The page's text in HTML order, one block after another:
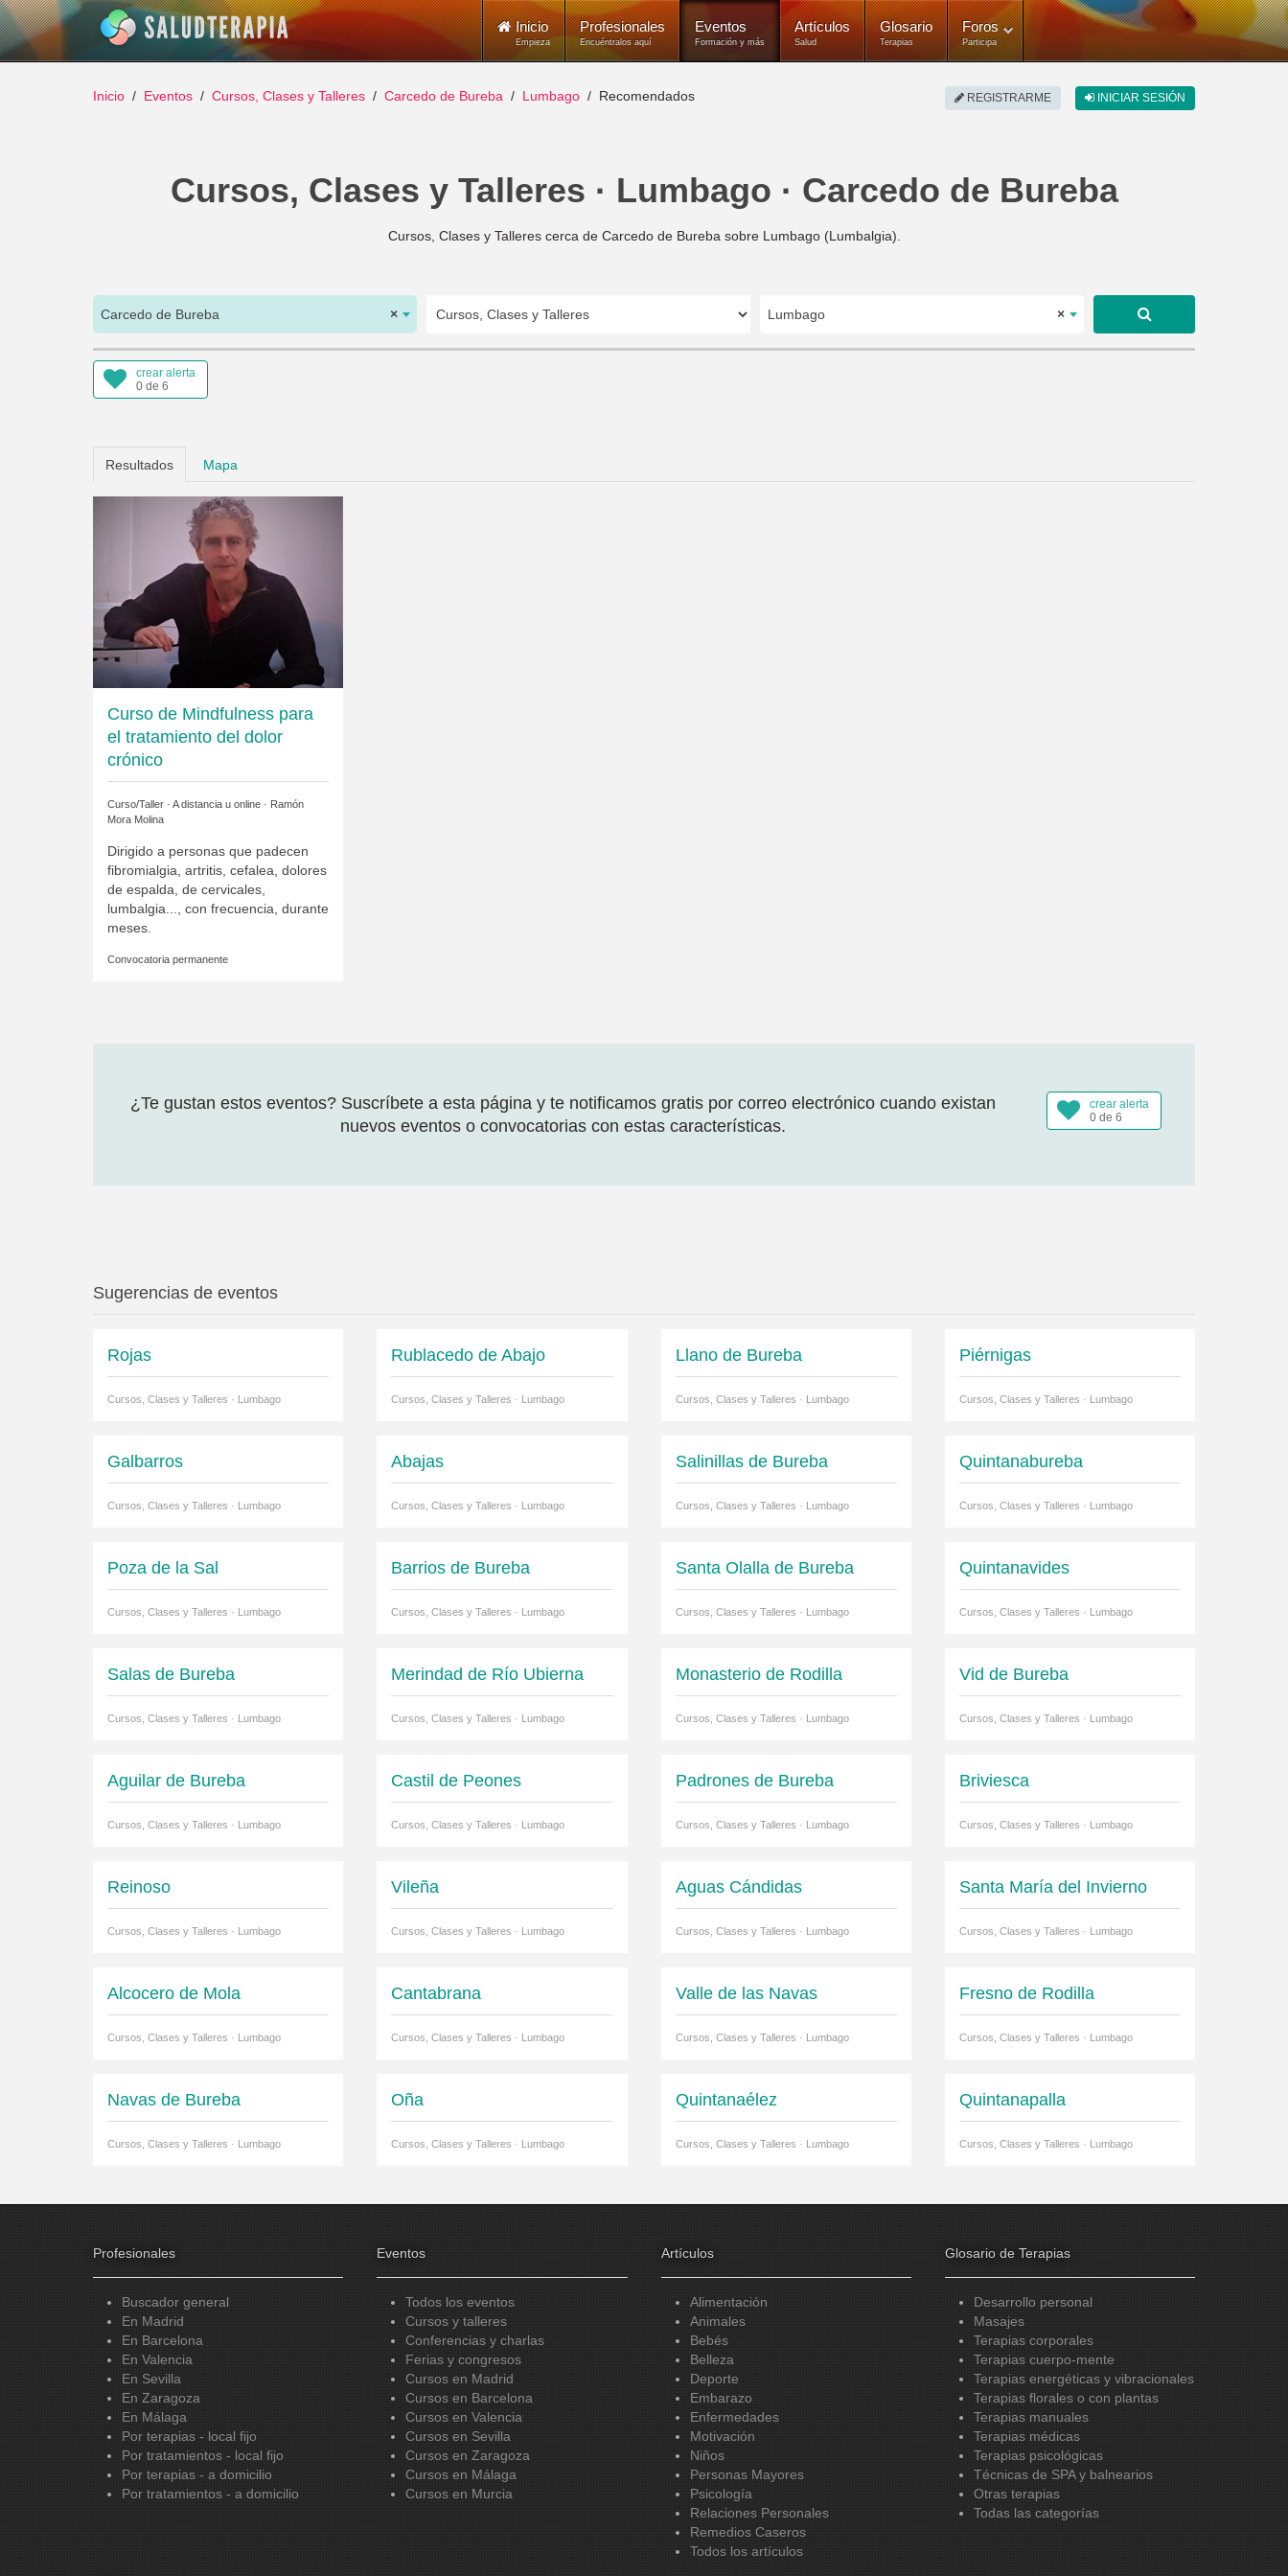
Inicio
Empieza
Profesionales
Encuéntralos aquí
Eventos
Formación y más
Artículos
Salud
Glosario
Terapias
Foros
Participa
REGISTRARME INICIAR SESIÓN
Inicio Eventos Cursos, Clases y Talleres Carcedo de Bureba Lumbago Recomendados
Cursos, Clases y Talleres · Lumbago · Carcedo de Bureba
Cursos, Clases y Talleres cerca de Carcedo de Bureba sobre Lumbago (Lumbalgia).
×
Carcedo de Bureba ×
Lumbago
crear alerta
0 de 6
Resultados Mapa
Curso de Mindfulness para
el tratamiento del dolor
crónico
Curso/Taller · A distancia u online · Ramón
Mora Molina
Dirigido a personas que padecen
fibromialgia, artritis, cefalea, dolores
de espalda, de cervicales,
lumbalgia..., con frecuencia, durante
meses.
Convocatoria permanente
crear alerta
0 de 6
¿Te gustan estos eventos? Suscríbete a esta página y te notificamos gratis por correo electrónico cuando existan
nuevos eventos o convocatorias con estas características.
Sugerencias de eventos
Rojas
Cursos, Clases y Talleres · Lumbago
Rublacedo de Abajo
Cursos, Clases y Talleres · Lumbago
Llano de Bureba
Cursos, Clases y Talleres · Lumbago
Piérnigas
Cursos, Clases y Talleres · Lumbago
Galbarros
Cursos, Clases y Talleres · Lumbago
Abajas
Cursos, Clases y Talleres · Lumbago
Salinillas de Bureba
Cursos, Clases y Talleres · Lumbago
Quintanabureba
Cursos, Clases y Talleres · Lumbago
Poza de la Sal
Cursos, Clases y Talleres · Lumbago
Barrios de Bureba
Cursos, Clases y Talleres · Lumbago
Santa Olalla de Bureba
Cursos, Clases y Talleres · Lumbago
Quintanavides
Cursos, Clases y Talleres · Lumbago
Salas de Bureba
Cursos, Clases y Talleres · Lumbago
Merindad de Río Ubierna
Cursos, Clases y Talleres · Lumbago
Monasterio de Rodilla
Cursos, Clases y Talleres · Lumbago
Vid de Bureba
Cursos, Clases y Talleres · Lumbago
Aguilar de Bureba
Cursos, Clases y Talleres · Lumbago
Castil de Peones
Cursos, Clases y Talleres · Lumbago
Padrones de Bureba
Cursos, Clases y Talleres · Lumbago
Briviesca
Cursos, Clases y Talleres · Lumbago
Reinoso
Cursos, Clases y Talleres · Lumbago
Vileña
Cursos, Clases y Talleres · Lumbago
Aguas Cándidas
Cursos, Clases y Talleres · Lumbago
Santa María del Invierno
Cursos, Clases y Talleres · Lumbago
Alcocero de Mola
Cursos, Clases y Talleres · Lumbago
Cantabrana
Cursos, Clases y Talleres · Lumbago
Valle de las Navas
Cursos, Clases y Talleres · Lumbago
Fresno de Rodilla
Cursos, Clases y Talleres · Lumbago
Navas de Bureba
Cursos, Clases y Talleres · Lumbago
Oña
Cursos, Clases y Talleres · Lumbago
Quintanaélez
Cursos, Clases y Talleres · Lumbago
Quintanapalla
Cursos, Clases y Talleres · Lumbago
Profesionales
Buscador general
En Madrid
En Barcelona
En Valencia
En Sevilla
En Zaragoza
En Málaga
Por terapias - local fijo
Por tratamientos - local fijo
Por terapias - a domicilio
Por tratamientos - a domicilio
Eventos
Todos los eventos
Cursos y talleres
Conferencias y charlas
Ferias y congresos
Cursos en Madrid
Cursos en Barcelona
Cursos en Valencia
Cursos en Sevilla
Cursos en Zaragoza
Cursos en Málaga
Cursos en Murcia
Artículos
Alimentación
Animales
Bebés
Belleza
Deporte
Embarazo
Enfermedades
Motivación
Niños
Personas Mayores
Psicología
Relaciones Personales
Remedios Caseros
Todos los artículos
Glosario de Terapias
Desarrollo personal
Masajes
Terapias corporales
Terapias cuerpo-mente
Terapias energéticas y vibracionales
Terapias florales o con plantas
Terapias manuales
Terapias médicas
Terapias psicológicas
Técnicas de SPA y balnearios
Otras terapias
Todas las categorías